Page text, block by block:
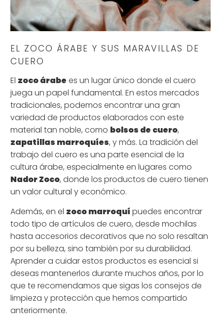
EL ZOCO ÁRABE Y SUS MARAVILLAS DE
CUERO
El zoco árabe es un lugar único donde el cuero
juega un papel fundamental. En estos mercados
tradicionales, podemos encontrar una gran
variedad de productos elaborados con este
material tan noble, como bolsos de cuero,
zapatillas marroquíes, y más. La tradición del
trabajo del cuero es una parte esencial de la
cultura árabe, especialmente en lugares como
Nador Zoco, donde los productos de cuero tienen
un valor cultural y económico.
Además, en el zoco marroquí puedes encontrar
todo tipo de artículos de cuero, desde mochilas
hasta accesorios decorativos que no solo resaltan
por su belleza, sino también por su durabilidad.
Aprender a cuidar estos productos es esencial si
deseas mantenerlos durante muchos años, por lo
que te recomendamos que sigas los consejos de
limpieza y protección que hemos compartido
anteriormente.